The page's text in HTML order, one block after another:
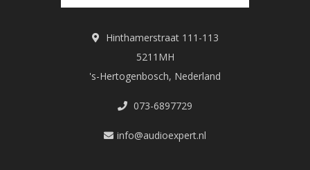
Hinthamerstraat 111-113
5211MH
's-Hertogenbosch, Nederland
073-6897729
info@audioexpert.nl